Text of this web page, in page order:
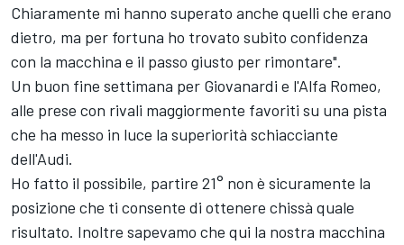
Chiaramente mi hanno superato anche quelli che erano
dietro, ma per fortuna ho trovato subito confidenza
con la macchina e il passo giusto per rimontare".
Un buon fine settimana per Giovanardi e l'Alfa Romeo,
alle prese con rivali maggiormente favoriti su una pista
che ha messo in luce la superiorità schiacciante
dell'Audi.
Ho fatto il possibile, partire 21° non è sicuramente la
posizione che ti consente di ottenere chissà quale
risultato. Inoltre sapevamo che qui la nostra macchina